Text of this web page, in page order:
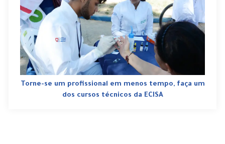
Torne-se um profissional em menos tempo, faça um
dos cursos técnicos da ECISA